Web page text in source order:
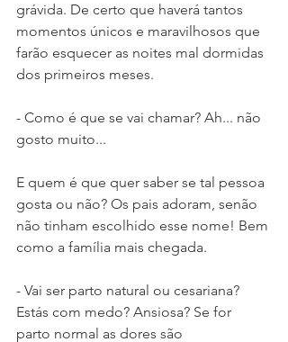
grávida. De certo que haverá tantos
momentos únicos e maravilhosos que
farão esquecer as noites mal dormidas
dos primeiros meses.
- Como é que se vai chamar? Ah... não
gosto muito...
E quem é que quer saber se tal pessoa
gosta ou não? Os pais adoram, senão
não tinham escolhido esse nome! Bem
como a família mais chegada.
- Vai ser parto natural ou cesariana?
Estás com medo? Ansiosa? Se for
parto normal as dores são